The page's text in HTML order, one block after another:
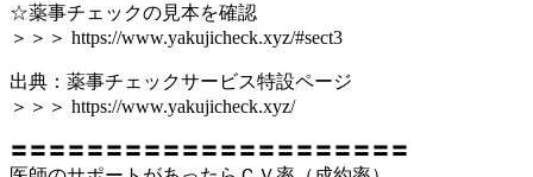
☆薬事チェックの見本を確認
＞＞＞ https://www.yakujicheck.xyz/#sect3
出典：薬事チェックサービス特設ページ
＞＞＞ https://www.yakujicheck.xyz/
〓〓〓〓〓〓〓〓〓〓〓〓〓〓〓〓〓〓〓〓〓